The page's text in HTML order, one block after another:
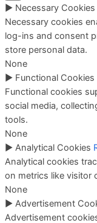
► Necessary Cookies
Necessary cookies
log-ins and consent
store personal data.
None
► Functional Cookies
Functional cookies
social media,
tools.
None
► Analytical Cookies
Analytical cookies
on metrics like visitor
None
► Advertisement
Advertisement